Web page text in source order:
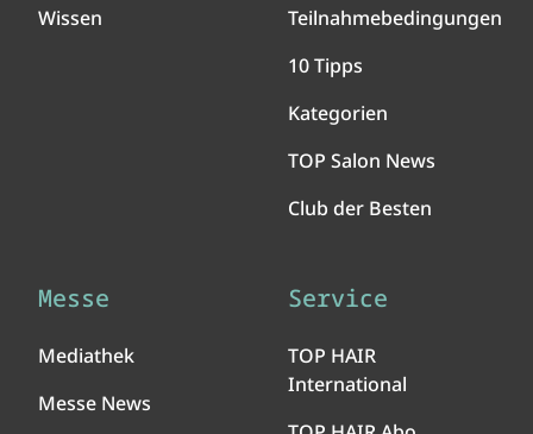
Wissen
Teilnahmebedingungen
10 Tipps
Kategorien
TOP Salon News
Club der Besten
Messe
Mediathek
Messe News
Service
TOP HAIR
International